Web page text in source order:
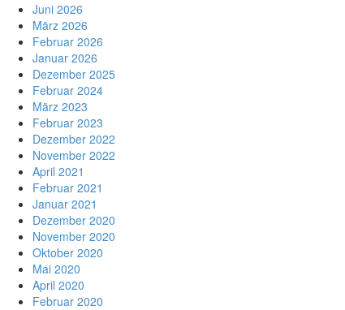
Juni 2026
März 2026
Februar 2026
Januar 2026
Dezember 2025
Februar 2024
März 2023
Februar 2023
Dezember 2022
November 2022
April 2021
Februar 2021
Januar 2021
Dezember 2020
November 2020
Oktober 2020
Mai 2020
April 2020
Februar 2020